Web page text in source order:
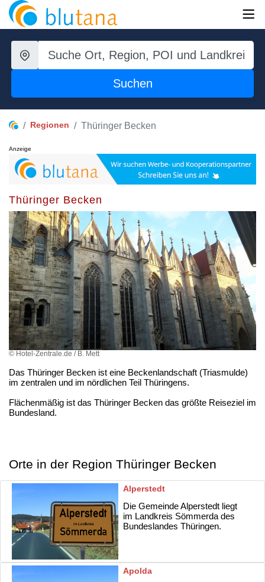
Suchen
Regionen Thüringer Becken
Anzeige
Thüringer Becken
© Hotel-Zentrale.de / B. Mett
Das Thüringer Becken ist eine Beckenlandschaft (Triasmulde)
im zentralen und im nördlichen Teil Thüringens.
Flächenmäßig ist das Thüringer Becken das größte Reiseziel im
Bundesland.
Orte in der Region Thüringer Becken
Alperstedt
Die Gemeinde Alperstedt liegt
im Landkreis Sömmerda des
Bundeslandes Thüringen.
Apolda